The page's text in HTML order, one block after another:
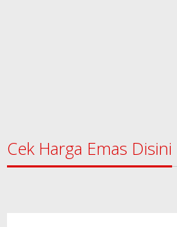
Cek Harga Emas Disini